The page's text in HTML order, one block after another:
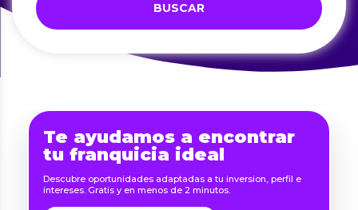
BUSCAR
Te ayudamos a encontrar
tu franquicia ideal
Descubre oportunidades adaptadas a tu inversion, perfil e
intereses. Gratis y en menos de 2 minutos.